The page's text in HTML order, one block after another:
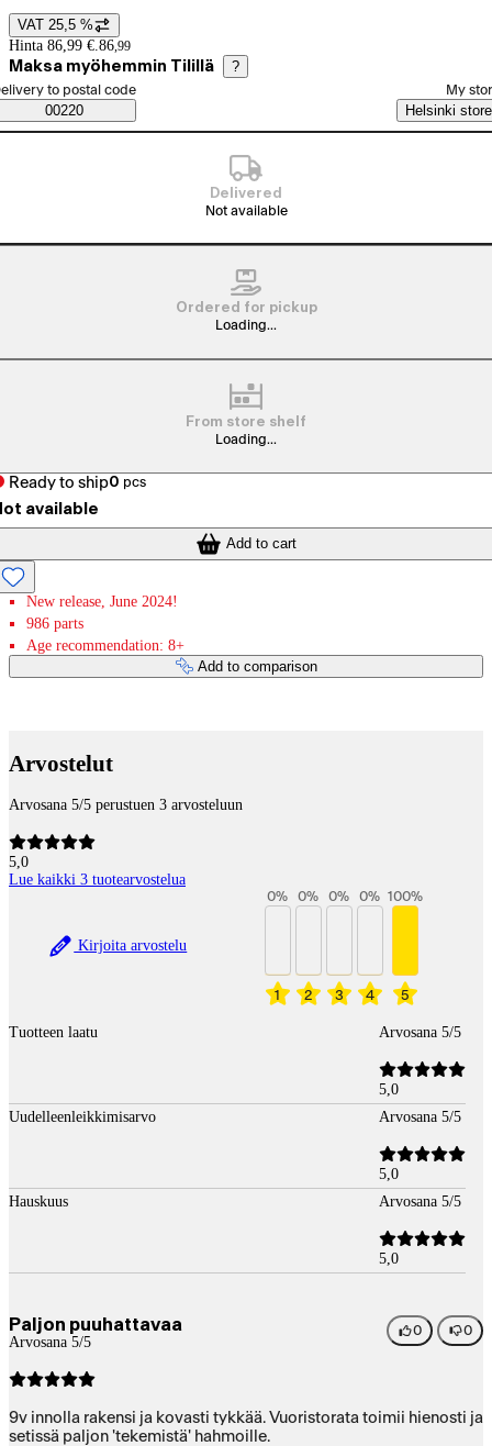
Price details
VAT 25,5 %
Hinta 86,99 €. 86,99
Maksa myöhemmin Tilillä ?
Saatavuustiedot
order method
to postal code
00220
My
Helsinki store
Delivered
Not available
Ordered for pickup
Loading...
From store shelf
Loading...
Ready to ship0 pcs
available
Add to cart
New release, June 2024!
986 parts
Age recommendation: 8+
Add to comparison
Arvostelut
Arvosana 5/5 perustuen 3 arvosteluun
5,0
Lue kaikki 3 tuotearvostelua
Kirjoita arvostelu
1
0%
2
0%
3
0%
4
0%
5
100%
Tuotteen laatu Arvosana 5/5
5,0
Uudelleenleikkimisarvo
Arvosana 5/5
5,0
Hauskuus
Arvosana 5/5
5,0
Paljon puuhattavaa
Arvosana 5/5
0 0
9v innolla rakensi ja kovasti tykkää. Vuoristorata toimii hienosti ja
setissä paljon 'tekemistä' hahmoille.